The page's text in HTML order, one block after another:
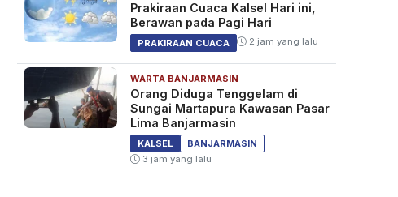
Prakiraan Cuaca Kalsel Hari ini,
Berawan pada Pagi Hari
PRAKIRAAN CUACA 2 jam yang lalu
WARTA BANJARMASIN
Orang Diduga Tenggelam di
Sungai Martapura Kawasan Pasar
Lima Banjarmasin
KALSEL
BANJARMASIN
3 jam yang lalu